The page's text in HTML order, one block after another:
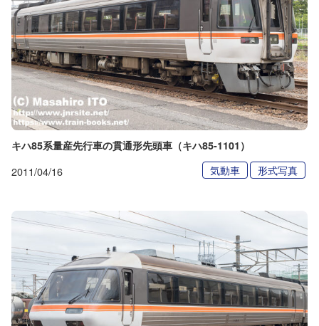
キハ85系量産先行車の貫通形先頭車（キハ85-1101）
2011/04/16 気動車 形式写真